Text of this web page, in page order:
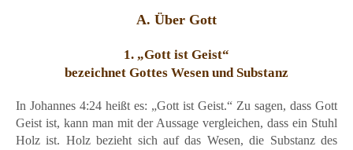
A. Über Gott
1. „Gott ist Geist“
bezeichnet Gottes Wesen und Substanz
In Johannes 4:24 heißt es: „Gott ist Geist.“ Zu sagen, dass Gott
Geist ist, kann man mit der Aussage vergleichen, dass ein Stuhl
Holz ist. Holz bezieht sich auf das Wesen, die Substanz des